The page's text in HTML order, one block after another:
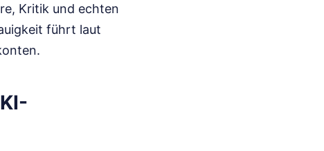
Kritik und echten
führt laut